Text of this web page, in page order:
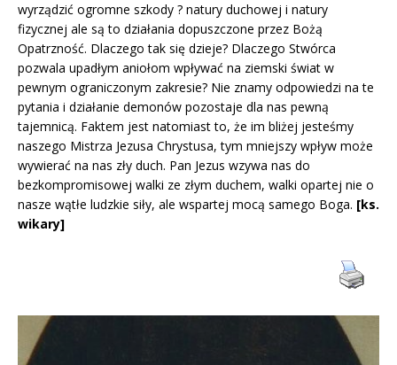
wyrządzić ogromne szkody ? natury duchowej i natury
fizycznej ale są to działania dopuszczone przez Bożą
Opatrzność. Dlaczego tak się dzieje? Dlaczego Stwórca
pozwala upadłym aniołom wpływać na ziemski świat w
pewnym ograniczonym zakresie? Nie znamy odpowiedzi na te
pytania i działanie demonów pozostaje dla nas pewną
tajemnicą. Faktem jest natomiast to, że im bliżej jesteśmy
naszego Mistrza Jezusa Chrystusa, tym mniejszy wpływ może
wywierać na nas zły duch. Pan Jezus wzywa nas do
bezkompromisowej walki ze złym duchem, walki opartej nie o
nasze wątłe ludzkie siły, ale wspartej mocą samego Boga. [ks.
wikary]